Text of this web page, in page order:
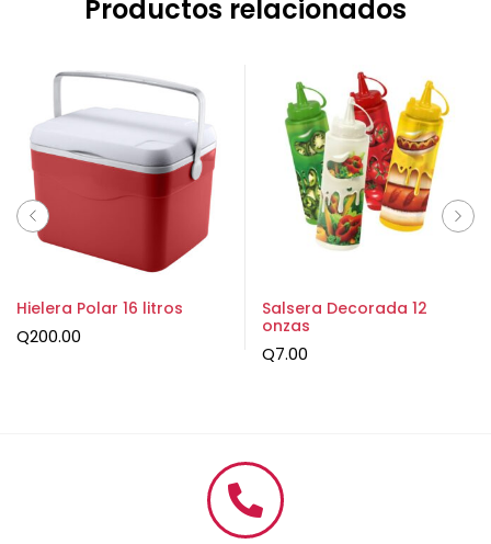
Productos relacionados
Hielera Polar 16 litros
Q200.00
Salsera Decorada 12
onzas
Q7.00